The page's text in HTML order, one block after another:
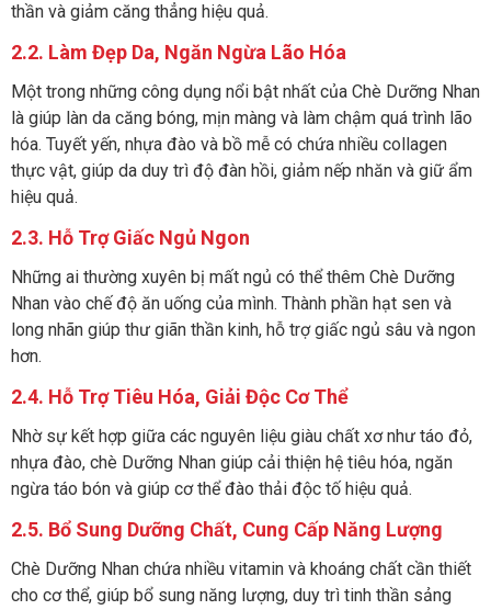
thần và giảm căng thẳng hiệu quả.
2.2. Làm Đẹp Da, Ngăn Ngừa Lão Hóa
Một trong những công dụng nổi bật nhất của Chè Dưỡng Nhan
là giúp làn da căng bóng, mịn màng và làm chậm quá trình lão
hóa. Tuyết yến, nhựa đào và bồ mễ có chứa nhiều collagen
thực vật, giúp da duy trì độ đàn hồi, giảm nếp nhăn và giữ ẩm
hiệu quả.
2.3. Hỗ Trợ Giấc Ngủ Ngon
Những ai thường xuyên bị mất ngủ có thể thêm Chè Dưỡng
Nhan vào chế độ ăn uống của mình. Thành phần hạt sen và
long nhãn giúp thư giãn thần kinh, hỗ trợ giấc ngủ sâu và ngon
hơn.
2.4. Hỗ Trợ Tiêu Hóa, Giải Độc Cơ Thể
Nhờ sự kết hợp giữa các nguyên liệu giàu chất xơ như táo đỏ,
nhựa đào, chè Dưỡng Nhan giúp cải thiện hệ tiêu hóa, ngăn
ngừa táo bón và giúp cơ thể đào thải độc tố hiệu quả.
2.5. Bổ Sung Dưỡng Chất, Cung Cấp Năng Lượng
Chè Dưỡng Nhan chứa nhiều vitamin và khoáng chất cần thiết
cho cơ thể, giúp bổ sung năng lượng, duy trì tinh thần sảng